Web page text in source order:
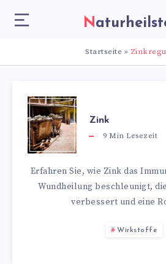
Startseite »
Zink
9 Min Lesezeit
Erfahren Sie, wie Zink das
Wundheilung beschleunigt,
verbessert und eine
Wirkstoffe